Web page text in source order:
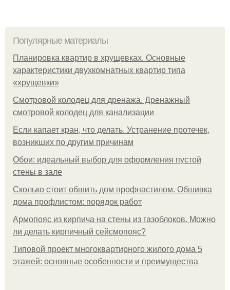
Популярные материалы
Планировка квартир в хрущевках. Основные
характеристики двухкомнатных квартир типа
«хрущевки»
Смотровой колодец для дренажа. Дренажный
смотровой колодец для канализации
Если капает кран, что делать. Устранение протечек,
возникших по другим причинам
Обои: идеальный выбор для оформления пустой
стены в зале
Сколько стоит обшить дом профнастилом. Обшивка
дома профлистом: порядок работ
Армопояс из кирпича на стены из газоблоков. Можно
ли делать кирпичный сейсмопояс?
Типовой проект многоквартирного жилого дома 5
этажей: основные особенности и преимущества